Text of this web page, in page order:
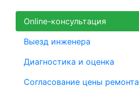
Online-консультация
Выезд инженера
Диагностика и оценка
Согласование цены ремонта